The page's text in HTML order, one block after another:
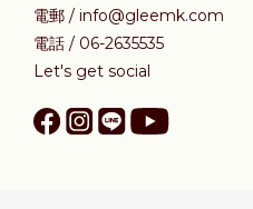
電郵 / info@gleemk.com
電話 / 06-2635535
Let's get social